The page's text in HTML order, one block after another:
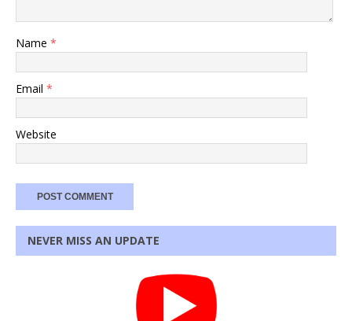
Name *
Email *
Website
NEVER MISS AN UPDATE